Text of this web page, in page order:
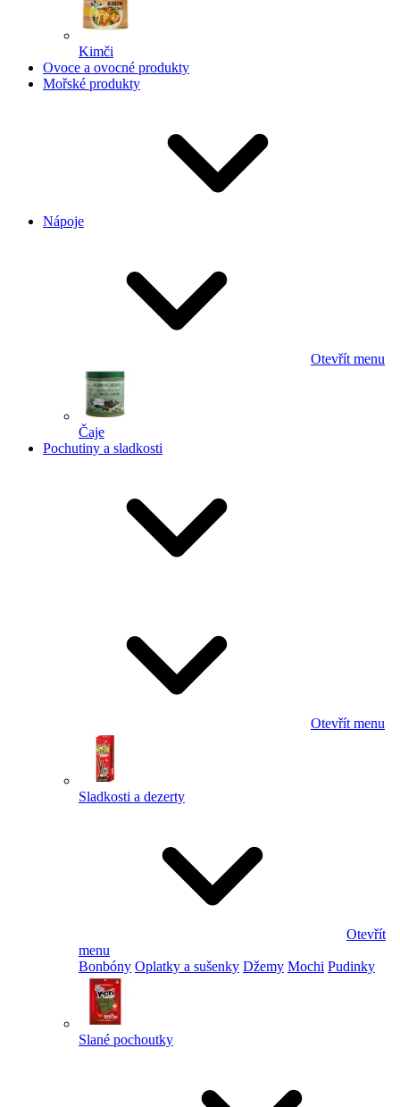
Kimči
Ovoce a ovocné produkty
Mořské produkty
Nápoje
Otevřít menu
Čaje
Pochutiny a sladkosti
Otevřít menu
Sladkosti a dezerty
Otevřít
menu
Bonbóny Oplatky a sušenky Džemy Mochi Pudinky
Slané pochoutky